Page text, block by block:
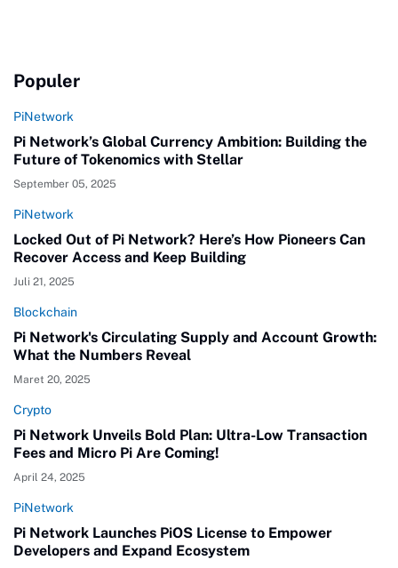
Populer
PiNetwork
Pi Network’s Global Currency Ambition: Building the
Future of Tokenomics with Stellar
September 05, 2025
PiNetwork
Locked Out of Pi Network? Here’s How Pioneers Can
Recover Access and Keep Building
Juli 21, 2025
Blockchain
Pi Network's Circulating Supply and Account Growth:
What the Numbers Reveal
Maret 20, 2025
Crypto
Pi Network Unveils Bold Plan: Ultra-Low Transaction
Fees and Micro Pi Are Coming!
April 24, 2025
PiNetwork
Pi Network Launches PiOS License to Empower
Developers and Expand Ecosystem